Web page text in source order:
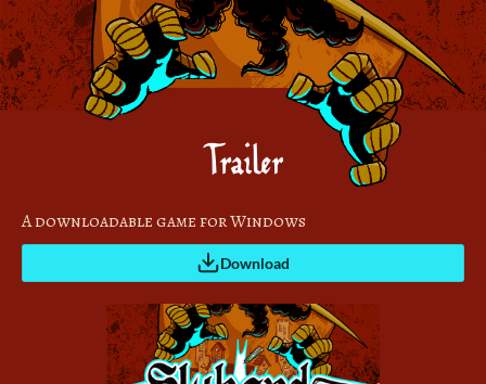
A downloadable game for Windows
Download